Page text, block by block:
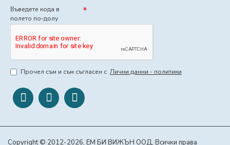
Въведете кода в
полето по-долу
Прочел съм и съм съгласен с Лични данни - политики
Copyright © 2012-2026, ЕМ БИ ВИЖЪН ООД, Всички права